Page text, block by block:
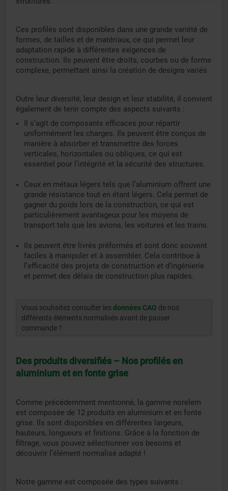
Ces profilés sont disponibles dans une grande variété de
formes, de tailles et de matériaux, ce qui permet leur
adaptation rapide à différentes exigences de
construction. Ils peuvent être droits, courbes ou de forme
complexe, permettant ainsi la création de designs variés.
Outre leur diversité, leur design et leur stabilité, il convient
également de tenir compte des aspects suivants :
Il s’agit de composants efficaces pour répartir
uniformément les charges. Ils peuvent être conçus de
manière à absorber et transmettre des forces
verticales, horizontales ou obliques, ce qui est
essentiel pour l’intégrité et la sécurité des structures.
Ceux en métaux légers tels que l’aluminium offrent une
grande résistance tout en étant légers. Cela permet de
gagner du poids lors de la construction, ce qui est
particulièrement avantageux pour les moyens de
transport tels que les avions, les voitures et les trains.
Ils peuvent être livrés préformés et sont donc souvent
faciles à manipuler et à assembler. Cela contribue à
l’efficacité des projets de construction et d’ingénierie
et permet des délais de construction plus rapides.
Vous souhaitez consulter les données CAO de nos
différents éléments normalisés avant de passer
commande ?
Des produits diversifiés – Nos profilés en
aluminium et en fonte grise
Comme précédemment mentionné, la gamme norelem
est composée de 12 produits en aluminium et en fonte
grise. Ils sont disponibles en différentes largeurs,
hauteurs, longueurs et finitions. Grâce à la fonction de
filtrage, vous pouvez sélectionner vos besoins et
découvrir l’élément normalisé adapté !
Notre gamme est composée des types suivants :